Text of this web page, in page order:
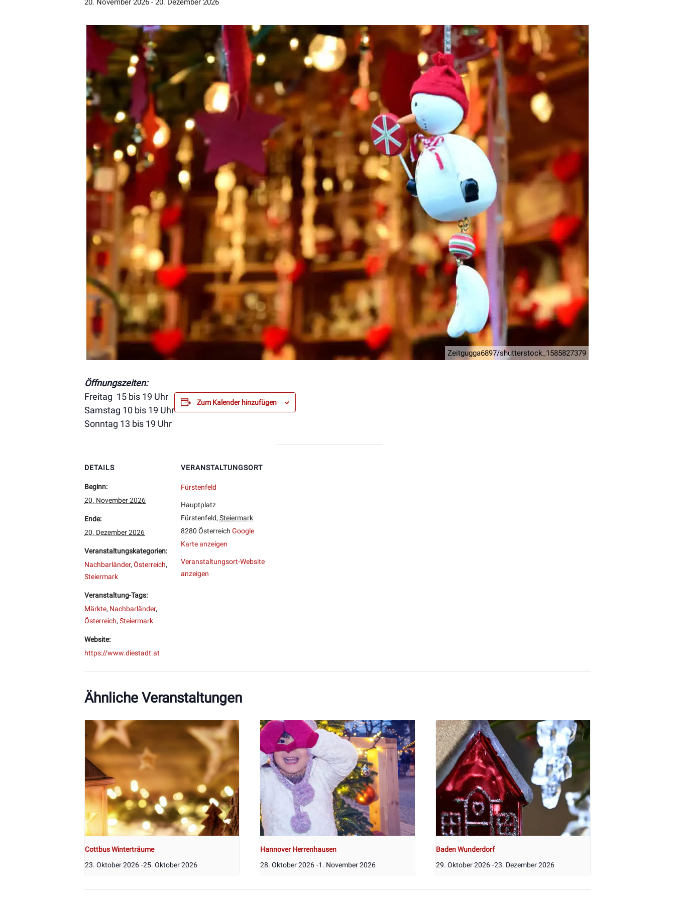
20. November 2026 - 20. Dezember 2026
Zeitgugga6897/shutterstock_1585827379
Öffnungszeiten:
Freitag 15 bis 19 Uhr
Samstag 10 bis 19 Uhr
Sonntag 13 bis 19 Uhr
Zum Kalender hinzufügen
DETAILS
Beginn:
20. November 2026
Ende:
20. Dezember 2026
Veranstaltungskategorien:
Nachbarländer, Österreich,
Steiermark
Veranstaltung-Tags:
Märkte, Nachbarländer,
Österreich, Steiermark
Website:
https://www.diestadt.at
VERANSTALTUNGSORT
Fürstenfeld
Hauptplatz
Fürstenfeld, Steiermark
8280 Österreich Google
Karte anzeigen
Veranstaltungsort-Website
anzeigen
Ähnliche Veranstaltungen
Cottbus Winterträume
23. Oktober 2026 -25. Oktober 2026
Hannover Herrenhausen
28. Oktober 2026 -1. November 2026
Baden Wunderdorf
29. Oktober 2026 -23. Dezember 2026